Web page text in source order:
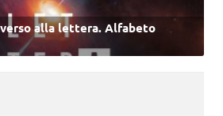
alla lettera. Alfabeto